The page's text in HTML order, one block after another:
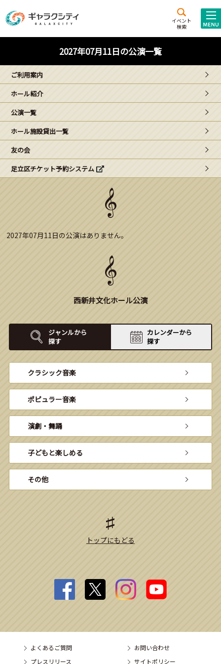
イベント
検索
施設案内
西新井
文化ホール
ギャラクシティとは
こどもみーてぃんぐ
Gがくえん
ブランドからのお知らせ
2027年07月11日の公演一覧
ご利用案内
ホール紹介
公演一覧
ホール施設貸出一覧
友の会
足立区チケット予約システム
2027年07月11日の公演はありません。
西新井文化ホール公演
ジャンルから
探す
カレンダーから
探す
クラシック音楽
ポピュラー音楽
演劇・舞踊
子どもと楽しめる
その他
トップにもどる
よくあるご質問
お問い合わせ
プレスリリース
サイトポリシー